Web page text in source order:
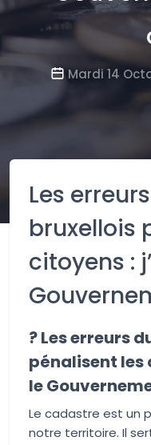
Mardi 14
Les
bruxellois
citoyens :
?️ Les erreurs
pénalisent les
le
Le cadastre est un
notre territoire. Il